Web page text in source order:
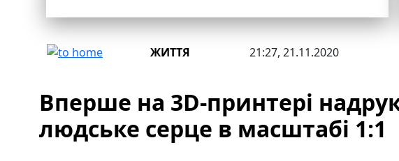
ЖИТТЯ 21:27, 21.11.2020
Вперше на 3D-принтері
людське серце в масштабі 1:1